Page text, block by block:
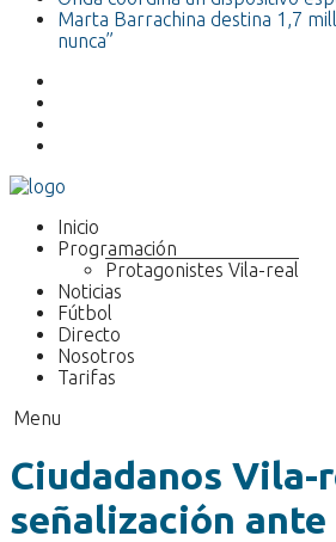
Marta Barrachina destina 1,7
nunca”
Inicio
Programación
Protagonistes Vila-real
Noticias
Fútbol
Directo
Nosotros
Tarifas
Menu
Ciudadanos Vila-
señalización